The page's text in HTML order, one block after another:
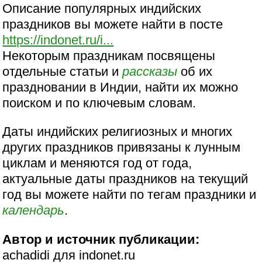
Описание популярных индийских
праздников вы можете найти в посте
https://indonet.ru/i...
Некоторым праздникам посвящены
отдельные статьи ирассказы об их
праздновании в Индии, найти их можно
поиском и по ключевым словам.
Даты индийских религиозных и многих
других праздников привязаны к лунным
циклам и меняются год от года,
актуальные даты праздников на текущий
год вы можете найти по тегам праздники и
календарь.
Автор и источник публикации:
achadidi для indonet.ru